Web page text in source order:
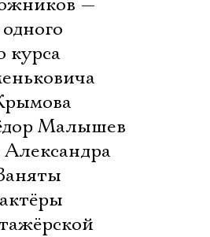
—
курса
Малышев